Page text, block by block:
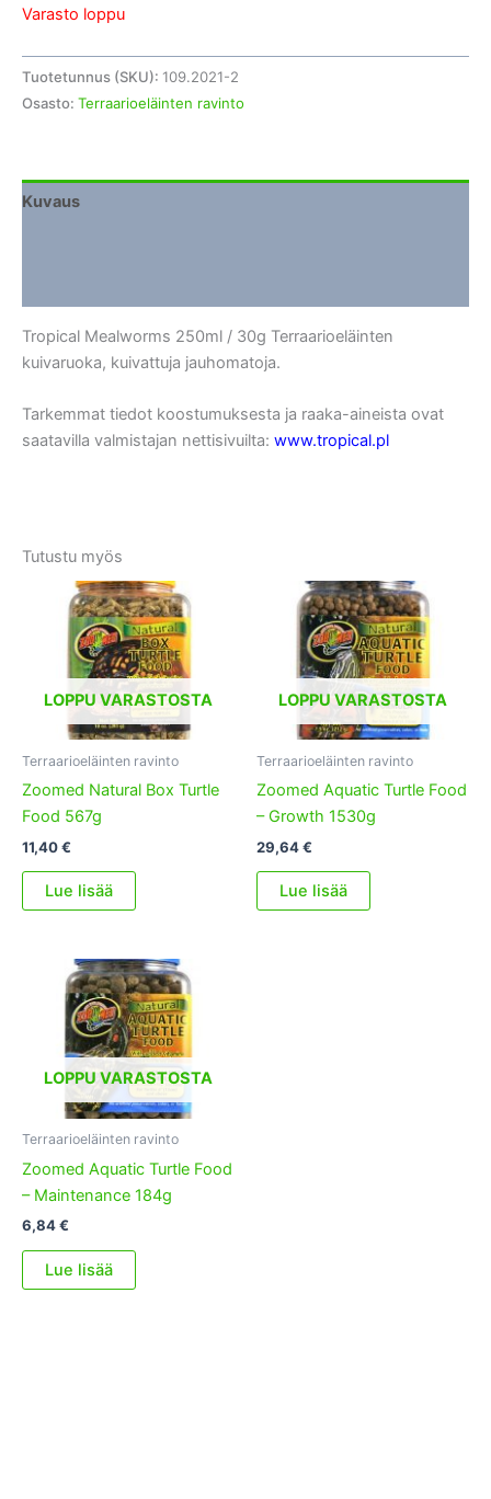
Varasto loppu
Tuotetunnus (SKU): 109.2021-2
Osasto: Terraarioeläinten ravinto
Kuvaus
Tropical Mealworms 250ml / 30g Terraarioeläinten
kuivaruoka, kuivattuja jauhomatoja.
Tarkemmat tiedot koostumuksesta ja raaka-aineista ovat
saatavilla valmistajan nettisivuilta: www.tropical.pl
Tutustu myös
LOPPU VARASTOSTA
Terraarioeläinten ravinto
Zoomed Natural Box Turtle
Food 567g
11,40€
Lue lisää
LOPPU VARASTOSTA
Terraarioeläinten ravinto
Zoomed Aquatic Turtle Food
– Growth 1530g
29,64€
Lue lisää
LOPPU VARASTOSTA
Terraarioeläinten ravinto
Zoomed Aquatic Turtle Food
– Maintenance 184g
6,84€
Lue lisää